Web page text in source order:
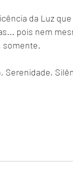
da Luz
pois nem
somente.
Serenidade,